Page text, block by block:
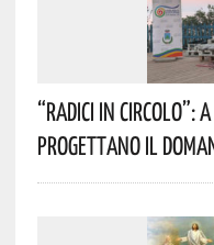
“Radici In Circolo”:
Progettano Il